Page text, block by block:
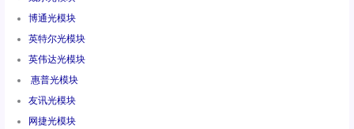
博通光模块
英特尔光模块
英伟达光模块
惠普光模块
友讯光模块
网捷光模块